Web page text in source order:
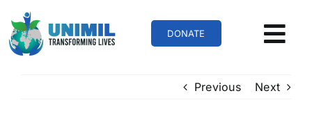
content
DONATE
Previous Next